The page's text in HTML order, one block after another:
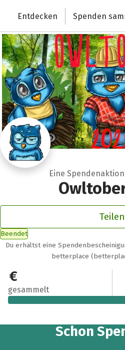
Deutschlands größte
Entdecken Spenden
Eine
Teilen
Beendet
Du erhältst eine
betterplace
837,25 €
gesammelt
Schon 27